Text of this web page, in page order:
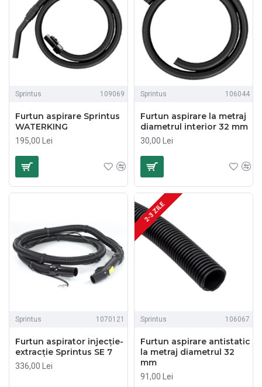
Sprintus 109069
Furtun aspirare Sprintus
WATERKING
195,00 Lei
Sprintus 106044
Furtun aspirare la metraj
diametrul interior 32 mm
30,00 Lei
Sprintus 1070121
Furtun aspirator injecție-
extracție Sprintus SE 7
336,00 Lei
2-3 ZILE
Sprintus 106067
Furtun aspirare antistatic
la metraj diametrul 32
mm
91,00 Lei